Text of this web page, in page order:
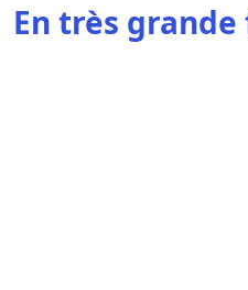
En très